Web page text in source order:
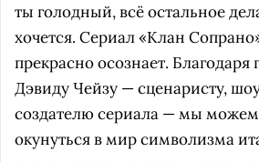
ты голодный, всё остальное
хочется. Сериал «Клан
прекрасно осознает. Благодаря
Дэвиду Чейзу — сценаристу,
создателю сериала — мы можем
окунуться в мир символизма